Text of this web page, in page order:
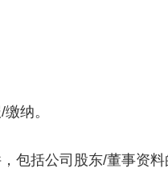
纳。
包括公司股东/董事资料